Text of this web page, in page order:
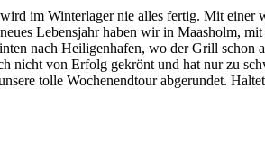
im Winterlager nie alles fertig. Mit
Lebensjahr haben wir in Maasholm,
nach Heiligenhafen, wo der Grill schon
nicht von Erfolg gekrönt und hat nur zu
tolle Wochenendtour abgerundet.